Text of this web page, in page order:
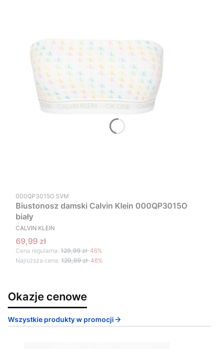
Kod produktu
000QP3015O SVM
Biustonosz damski Calvin Klein 000QP3015O
biały
PRODUCENT
CALVIN KLEIN
Cena promocyjna
69,99 zł
Cena regularna: 129,99 zł-46%
Najniższa cena: 129,99 zł-46%
Okazje cenowe
Wszystkie produkty w promocji